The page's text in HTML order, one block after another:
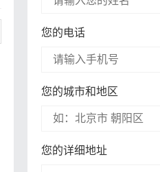
您的电话
您的城市和地区
您的详细地址